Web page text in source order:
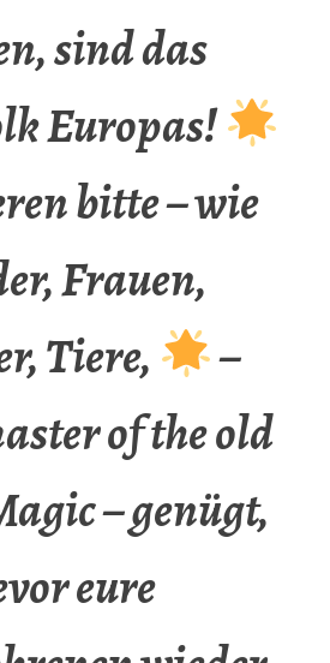
sind das
Europas!
bitte – wie
Frauen,
Tiere,
–
of the old
– genügt,
eure